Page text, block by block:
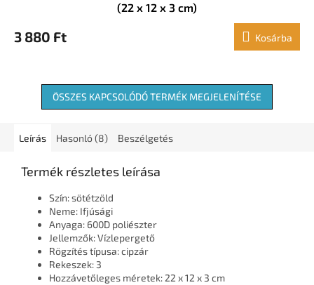
(22 x 12 x 3 cm)
3 880 Ft Kosárba
ÖSSZES KAPCSOLÓDÓ TERMÉK MEGJELENÍTÉSE
Leírás Hasonló (8) Beszélgetés
Termék részletes leírása
Szín: sötétzöld
Neme: Ifjúsági
Anyaga: 600D poliészter
Jellemzők: Vízlepergető
Rögzítés típusa: cipzár
Rekeszek: 3
Hozzávetőleges méretek: 22 x 12 x 3 cm